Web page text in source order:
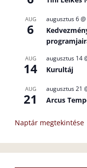
AUG
6
augusztus 6
AUG
14
augusztus 14
Kurultáj
AUG
21
augusztus 21
Arcus
Naptár megtekintése